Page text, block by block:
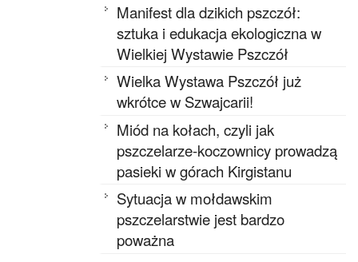
Manifest dla dzikich pszczół:
sztuka i edukacja ekologiczna w
Wielkiej Wystawie Pszczół
Wielka Wystawa Pszczół już
wkrótce w Szwajcarii!
Miód na kołach, czyli jak
pszczelarze-koczownicy prowadzą
pasieki w górach Kirgistanu
Sytuacja w mołdawskim
pszczelarstwie jest bardzo
poważna